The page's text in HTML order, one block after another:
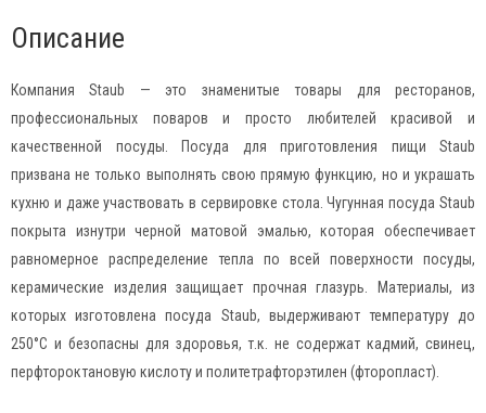
Описание
Компания Staub — это знаменитые товары для ресторанов,
профессиональных поваров и просто любителей красивой и
качественной посуды. Посуда для приготовления пищи Staub
призвана не только выполнять свою прямую функцию, но и украшать
кухню и даже участвовать в сервировке стола. Чугунная посуда Staub
покрыта изнутри черной матовой эмалью, которая обеспечивает
равномерное распределение тепла по всей поверхности посуды,
керамические изделия защищает прочная глазурь. Материалы, из
которых изготовлена посуда Staub, выдерживают температуру до
250°C и безопасны для здоровья, т.к. не содержат кадмий, свинец,
перфтороктановую кислоту и политетрафторэтилен (фторопласт).